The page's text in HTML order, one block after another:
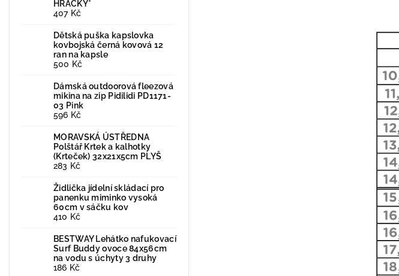
HRAČKY*
407 Kč
Dětská puška kapslovka
kovbojská černá kovová 12
ran na kapsle
500 Kč
Dámská outdoorová fleezová
mikina na zip Pidilidi PD1171-
03 Pink
596 Kč
MORAVSKÁ ÚSTŘEDNA
Polštář Krtek a kalhotky
(Krteček) 32x21x5cm PLYŠ
283 Kč
Židlička jídelní skládací pro
panenku miminko vysoká
60cm v sáčku kov
410 Kč
BESTWAY Lehátko nafukovací
Surf Buddy ovoce 84x56cm
na vodu s úchyty 3 druhy
186 Kč